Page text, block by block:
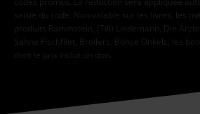
saisie du code. Non valable sur les livres, les
produits Rammstein, (Till) Lindemann, Die
Sahne Fischfilet, Broilers, Böhse Onkelz, les
dont le prix inclut un don.